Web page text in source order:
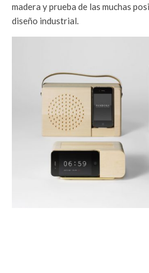
madera y prueba de las muchas
diseño industrial.